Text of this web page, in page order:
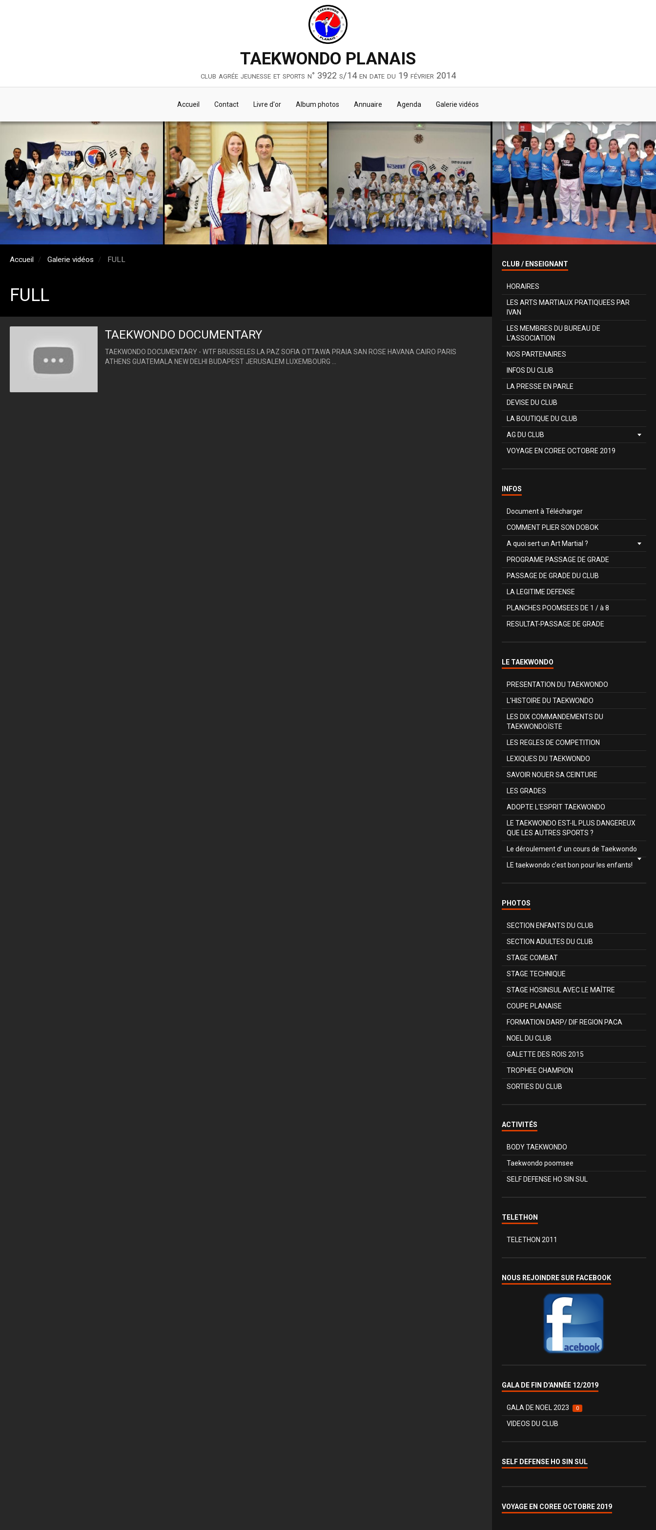
TAEKWONDO PLANAIS
club agrée jeunesse et sports n° 3922 s/14 en date du 19 février 2014
Accueil Contact Livre d'or Album photos Annuaire Agenda Galerie vidéos
Accueil Galerie vidéos FULL
FULL
TAEKWONDO DOCUMENTARY
TAEKWONDO DOCUMENTARY - WTF BRUSSELES LA PAZ SOFIA OTTAWA PRAIA SAN ROSE HAVANA CAIRO PARIS
ATHENS GUATEMALA NEW DELHI BUDAPEST JERUSALEM LUXEMBOURG ...
CLUB / ENSEIGNANT
HORAIRES
LES ARTS MARTIAUX PRATIQUEES PAR
IVAN
LES MEMBRES DU BUREAU DE
L'ASSOCIATION
NOS PARTENAIRES
INFOS DU CLUB
LA PRESSE EN PARLE
DEVISE DU CLUB
LA BOUTIQUE DU CLUB
AG DU CLUB
VOYAGE EN COREE OCTOBRE 2019
INFOS
Document à Télécharger
COMMENT PLIER SON DOBOK
A quoi sert un Art Martial ?
PROGRAME PASSAGE DE GRADE
PASSAGE DE GRADE DU CLUB
LA LEGITIME DEFENSE
PLANCHES POOMSEES DE 1 / à 8
RESULTAT-PASSAGE DE GRADE
LE TAEKWONDO
PRESENTATION DU TAEKWONDO
L'HISTOIRE DU TAEKWONDO
LES DIX COMMANDEMENTS DU
TAEKWONDOÏSTE
LES REGLES DE COMPETITION
LEXIQUES DU TAEKWONDO
SAVOIR NOUER SA CEINTURE
LES GRADES
ADOPTE L'ESPRIT TAEKWONDO
LE TAEKWONDO EST-IL PLUS DANGEREUX
QUE LES AUTRES SPORTS ?
Le déroulement d' un cours de Taekwondo
LE taekwondo c'est bon pour les enfants!
PHOTOS
SECTION ENFANTS DU CLUB
SECTION ADULTES DU CLUB
STAGE COMBAT
STAGE TECHNIQUE
STAGE HOSINSUL AVEC LE MAÎTRE
COUPE PLANAISE
FORMATION DARP/ DIF REGION PACA
NOEL DU CLUB
GALETTE DES ROIS 2015
TROPHEE CHAMPION
SORTIES DU CLUB
ACTIVITÉS
BODY TAEKWONDO
Taekwondo poomsee
SELF DEFENSE HO SIN SUL
TELETHON
TELETHON 2011
NOUS REJOINDRE SUR FACEBOOK
GALA DE FIN D'ANNÉE 12/2019
GALA DE NOEL 2023 0
VIDEOS DU CLUB
SELF DEFENSE HO SIN SUL
VOYAGE EN COREE OCTOBRE 2019